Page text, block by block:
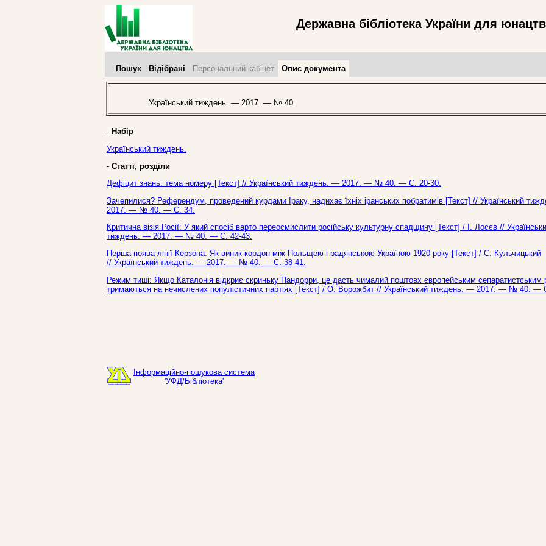
Державна бібліотека України для
Пошук Відібрані Персональний кабінет Опис документа
Український тиждень. — 2017. — № 40.
- Набір
Український тиждень.
- Статті, розділи
Дефіцит знань: тема номеру [Текст] // Український тиждень. — 2017. — № 40. — С. 20-30.
Зачепилися? Референдум, проведений курдами Іраку, надихає їхніх іранських побратимів [Текст] // Український
2017. — № 40. — С. 34.
Критична візія Росії: У який спосіб варто переосмислити російську культурну спадщину [Текст] / І. Лосєв //
тиждень. — 2017. — № 40. — С. 42-43.
Перша поява лінії Керзона: Як виник кордон між Польщею і радянською Україною 1920 року [Текст] / С. Кульчицький
// Український тиждень. — 2017. — № 40. — С. 38-41.
Режим тиші: Якщо Каталонія відкриє скриньку Пандорри, це дасть чималий поштовх європейським сепаратистським
тримаються на нечислених популістичних партіях [Текст] / О. Ворожбит // Український тиждень. — 2017. — № 40. —
Інформаційно-пошукова система
'УФД/Бібліотека'